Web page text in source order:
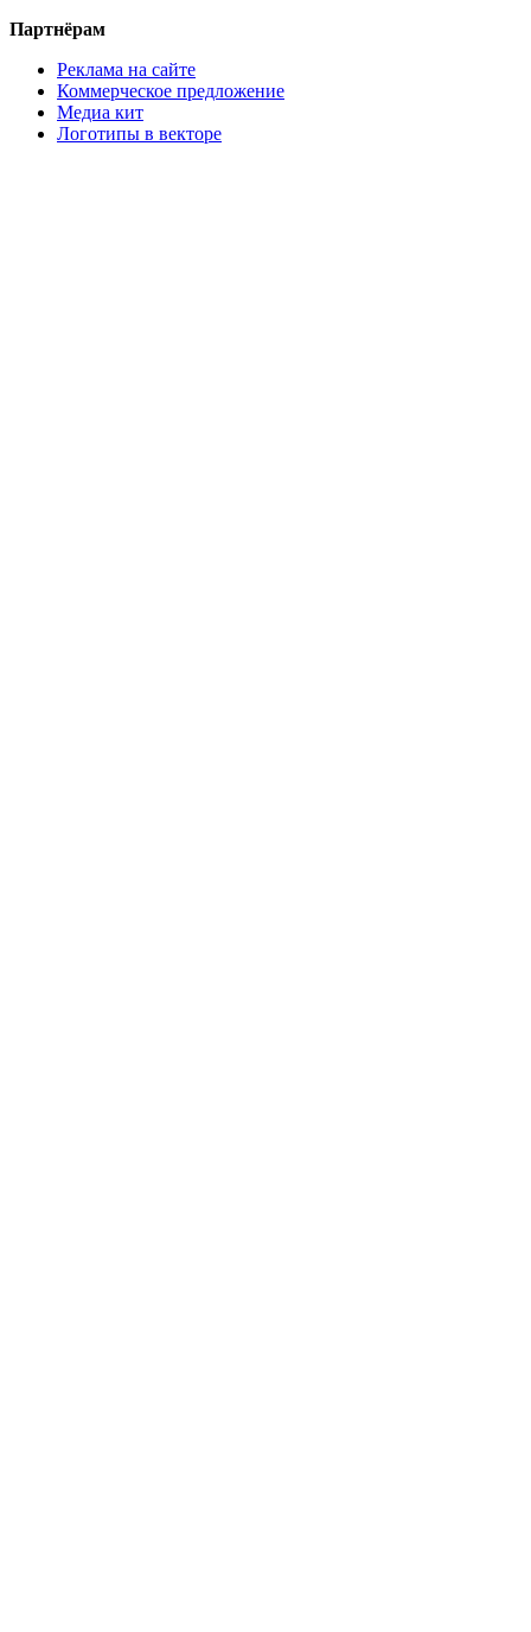
Партнёрам
Реклама на сайте
Коммерческое предложение
Медиа кит
Логотипы в векторе